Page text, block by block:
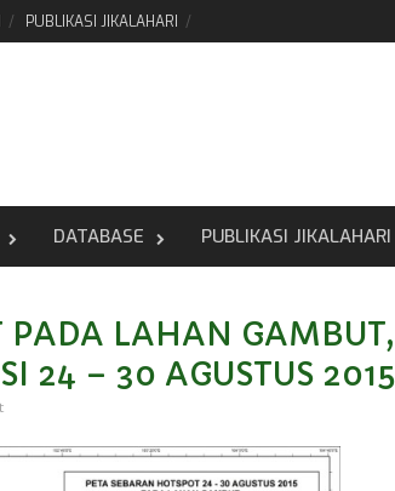
PUBLIKASI JIKALAHARI
DATABASE PUBLIKASI JIKALAHARI
PADA LAHAN GAMBUT,
24 – 30 AGUSTUS 2015